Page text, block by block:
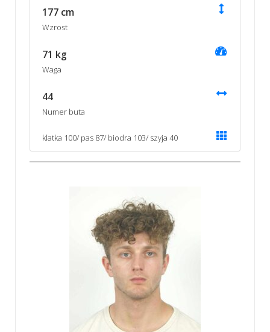
177 cm
Wzrost
71 kg
Waga
44
Numer buta
klatka 100/ pas 87/ biodra 103/ szyja 40